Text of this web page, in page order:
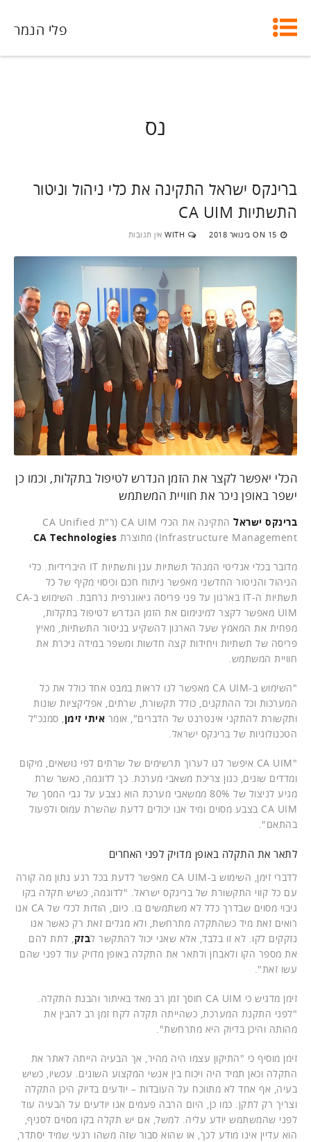
פלי הנמר
נס
ברינקס ישראל התקינה את כלי ניהול וניטור
התשתיות CA UIM
ON 15 בינואר 2018 WITH אין תגובות
הכלי יאפשר לקצר את הזמן הנדרש לטיפול בתקלות, וכמו כן
ישפר באופן ניכר את חוויית המשתמש
ברינקס ישראל
התקינה את הכלי CA UIM (ר"ת CA Unified
Infrastructure Management) מתוצרת
CA Technologies
מדובר בכלי אנליטי המנהל תשתיות ענן ותשתיות IT היברידיות. כלי
הניהול והניטור החדשני מאפשר ניתוח חכם וכיסוי מקיף של כל
תשתיות ה-IT בארגון על פני פריסה גיאוגרפית נרחבת. השימוש ב-CA
UIM מאפשר לקצר למינימום את הזמן הנדרש לטיפול בתקלות,
מפחית את המאמץ שעל הארגון להשקיע בניטור התשתיות, מאיץ
פריסה של תשתיות ויחידות קצה חדשות ומשפר במידה ניכרת את
חוויית המשתמש.
"השימוש ב-CA UIM מאפשר לנו לראות במבט אחד כולל את כל
המערכות וכל ההתקנים, כולל תקשורת, שרתים, אפליקציות שונות
ותקשורת להתקני אינטרנט של הדברים", אומר איתי זימן , סמנכ"ל
הטכנולוגיות של ברינקס ישראל.
"CA UIM איפשר לנו לערוך תרשימים של שרתים לפי נושאים, מיקום
ומדדים שונים, כגון צריכת משאבי מערכת. כך לדוגמה, כאשר שרת
מגיע לניצול של 80% ממשאבי מערכת הוא נצבע על גבי המסך של
CA UIM בצבע מסוים ומיד אנו יכולים לדעת שהשרת עמוס ולפעול
בהתאם".
לתאר את התקלה באופן מדויק לפני האחרים
לדברי זימן, השימוש ב-CA UIM מאפשר לדעת בכל רגע נתון מה קורה
עם כל קווי התקשורת של ברינקס ישראל. "לדוגמה, כשיש תקלה בקו
גיבוי מסוים שבדרך כלל לא משתמשים בו. כיום, הודות לכלי של CA אנו
רואים זאת מיד כשהתקלה מתרחשת, ולא מגלים זאת רק כאשר אנו
נזקקים לקו. לא זו בלבד, אלא שאני יכול להתקשר לבזק , לתת להם
את מספר הקו ולאבחן ולתאר את התקלה באופן מדויק עוד לפני שהם
עשו זאת".
זימן מדגיש כי CA UIM חוסך זמן רב מאד באיתור והבנת התקלה.
"לפני התקנת המערכת, כשהייתה תקלה לקח זמן רב להבין את
מהותה והיכן בדיוק היא מתרחשת".
זימן מוסיף כי "התיקון עצמו היה מהיר, אך הבעיה הייתה לאתר את
התקלה וכאן תמיד היה ויכוח בין אנשי המקצוע השונים. עכשיו, כשיש
בעיה, אף אחד לא מתווכח על העובדות – יודעים בדיוק היכן התקלה
וצריך רק לתקן. כמו כן, היום הרבה פעמים אנו יודעים על הבעיה עוד
לפני שהמשתמש יודע עליה. למשל, אם יש תקלה בקו מסוים לסניף,
הוא עדיין אינו מודע לכך, או שהוא סבור שזה משהו רגעי שמיד יסתדר,